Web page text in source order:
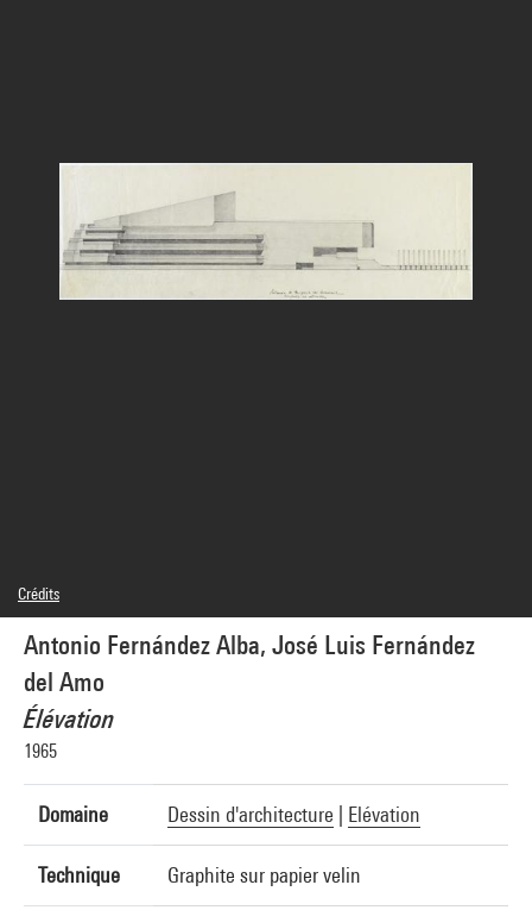
Antonio Fernández Alba, José Luis Fernández
del Amo
Élévation
1965
Domaine Dessin d'architecture Elévation
Technique Graphite sur papier velin
Crédits
© Antonio Fernández Alba, © José Luis Fernández del Amo
Crédit photographique : Centre Pompidou, MNAM-CCI/Georges Meguerditchian/Dist.
Réf. image : 4N26720